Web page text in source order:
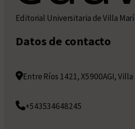
Editorial Universitaria de Villa
Datos de contacto
Entre Ríos 1421, X5900AGI,
+543534648245